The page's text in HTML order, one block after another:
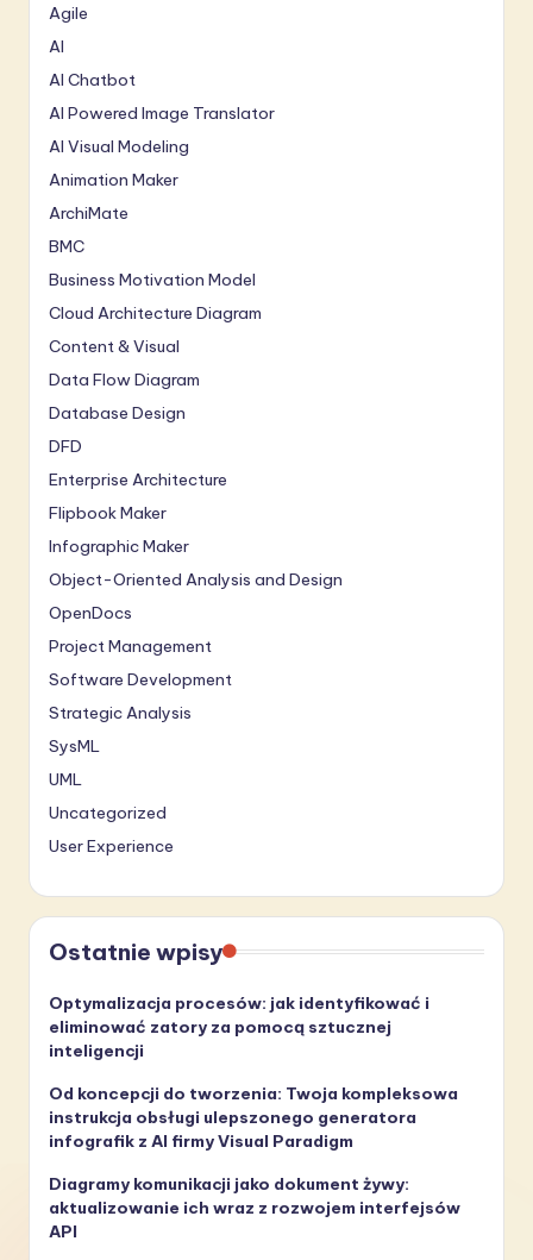
Agile
AI
AI Chatbot
AI Powered Image Translator
AI Visual Modeling
Animation Maker
ArchiMate
BMC
Business Motivation Model
Cloud Architecture Diagram
Content & Visual
Data Flow Diagram
Database Design
DFD
Enterprise Architecture
Flipbook Maker
Infographic Maker
Object-Oriented Analysis and Design
OpenDocs
Project Management
Software Development
Strategic Analysis
SysML
UML
Uncategorized
User Experience
Ostatnie wpisy
Optymalizacja procesów: jak identyfikować i
eliminować zatory za pomocą sztucznej
inteligencji
Od koncepcji do tworzenia: Twoja kompleksowa
instrukcja obsługi ulepszonego generatora
infografik z AI firmy Visual Paradigm
Diagramy komunikacji jako dokument żywy:
aktualizowanie ich wraz z rozwojem interfejsów
API